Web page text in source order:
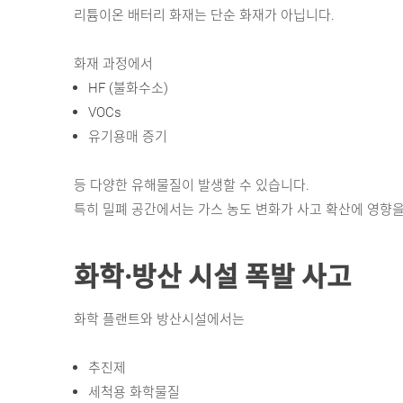
리튬이온 배터리 화재는 단순 화재가 아닙니다.
화재 과정에서
HF (불화수소)
VOCs
유기용매 증기
등 다양한 유해물질이 발생할 수 있습니다.
특히 밀폐 공간에서는 가스 농도 변화가 사고 확산에 영향
화학·방산 시설 폭발 사고
화학 플랜트와 방산시설에서는
추진제
세척용 화학물질